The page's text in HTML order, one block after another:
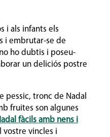
i als infants els
i embrutar-se de
ho dubtis i poseu-
un deliciós postre
pessic, tronc de Nadal
fruites son algunes
fàcils amb nens i
vostre vincles i